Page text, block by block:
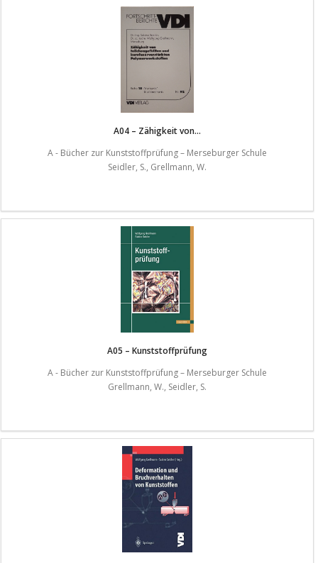
A04 – Zähigkeit von...
A - Bücher zur Kunststoffprüfung – Merseburger Schule
Seidler, S., Grellmann, W.
A05 – Kunststoffprüfung
A - Bücher zur Kunststoffprüfung – Merseburger Schule
Grellmann, W., Seidler, S.